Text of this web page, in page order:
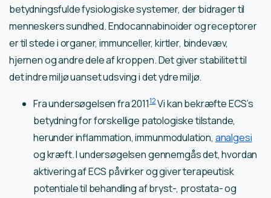
betydningsfulde fysiologiske systemer, der bidrager til
menneskers sundhed. Endocannabinoider og receptorer
er til stede i organer, immunceller, kirtler, bindevæv,
hjernen og andre dele af kroppen. Det giver stabilitet til
det indre miljø uanset udsving i det ydre miljø.
Fra undersøgelsen fra 201112Vi kan bekræfte ECS’s
betydning for forskellige patologiske tilstande,
herunder inflammation, immunmodulation, analgesi
og kræft. I undersøgelsen gennemgås det, hvordan
aktivering af ECS påvirker og giver terapeutisk
potentiale til behandling af bryst-, prostata- og